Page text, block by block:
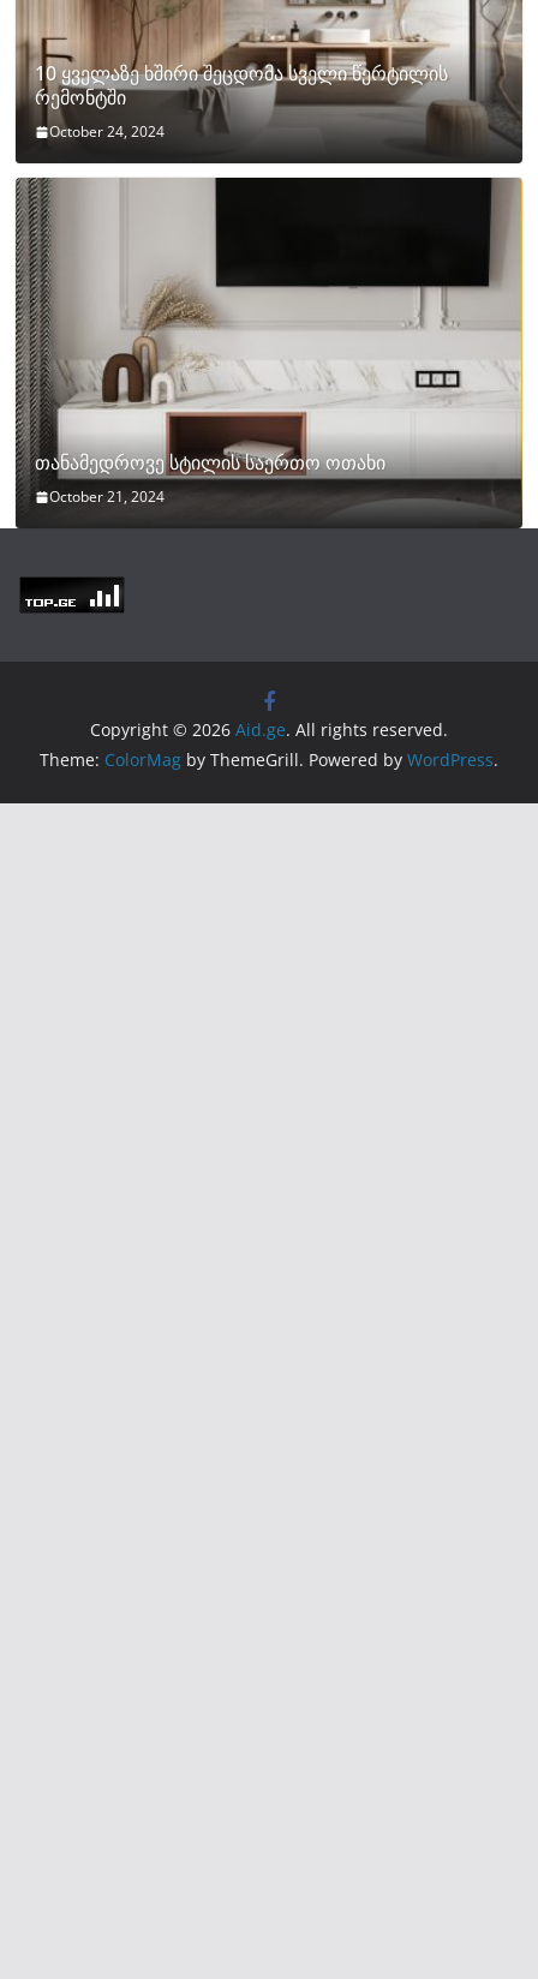
10 ყველაზე ხშირი შეცდომა სველი წერტილის
რემონტში
October 24, 2024
თანამედროვე სტილის საერთო ოთახი
October 21, 2024
Copyright © 2026 Aid.ge. All rights reserved.
Theme: ColorMag by ThemeGrill. Powered by WordPress.